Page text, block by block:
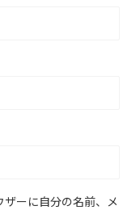
ーに自分の名前、メ